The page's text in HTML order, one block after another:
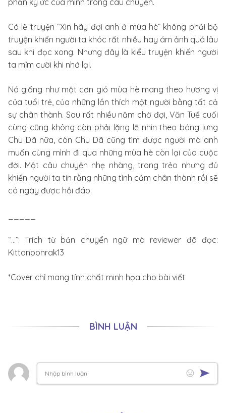
phần ký ức của mình trong câu chuyện.
Có lẽ truyện “Xin hãy đợi anh ở mùa hè” không phải bộ
truyện khiến người ta khóc rất nhiều hay ám ảnh quá lâu
sau khi đọc xong. Nhưng đây là kiểu truyện khiến người
ta mỉm cười khi nhớ lại.
Nó giống như một cơn gió mùa hè mang theo hương vị
của tuổi trẻ, của những lần thích một người bằng tất cả
sự chân thành. Sau rất nhiều năm chờ đợi, Văn Tuế cuối
cùng cũng không còn phải lặng lẽ nhìn theo bóng lưng
Chu Dã nữa, còn Chu Dã cũng tìm được người mà anh
muốn cùng mình đi qua những mùa hè còn lại của cuộc
đời. Một câu chuyện nhẹ nhàng, trong trẻo nhưng đủ
khiến người ta tin rằng những tình cảm chân thành rồi sẽ
có ngày được hồi đáp.
“…”: Trích từ bản chuyển ngữ mà reviewer đã đọc:
Kittanponrak13
*Cover chỉ mang tính chất minh họa cho bài viết
BÌNH LUẬN